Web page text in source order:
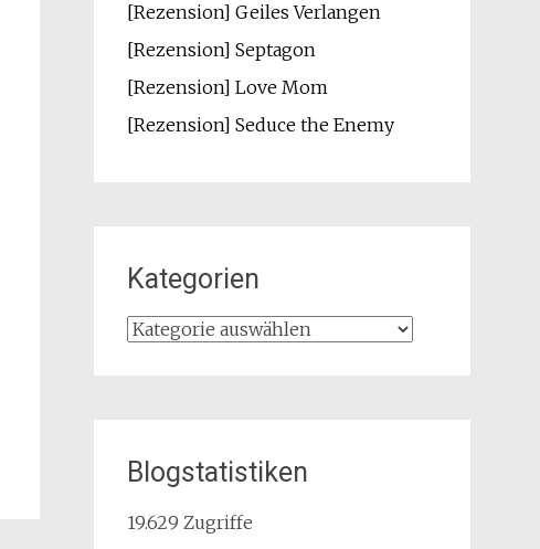
[Rezension] Geiles Verlangen
[Rezension] Septagon
[Rezension] Love Mom
[Rezension] Seduce the Enemy
Kategorien
Kategorien
Blogstatistiken
19.629 Zugriffe